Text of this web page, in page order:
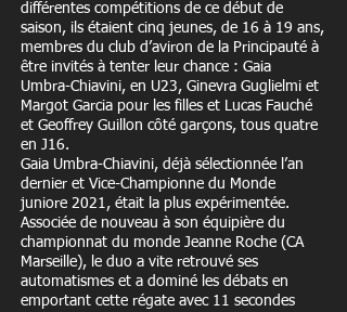
différentes compétitions de ce début de
saison, ils étaient cinq jeunes, de 16 à 19 ans,
membres du club d’aviron de la Principauté à
être invités à tenter leur chance : Gaia
Umbra-Chiavini, en U23, Ginevra Guglielmi et
Margot Garcia pour les filles et Lucas Fauché
et Geoffrey Guillon côté garçons, tous quatre
en J16.
Gaia Umbra-Chiavini, déjà sélectionnée l’an
dernier et Vice-Championne du Monde
juniore 2021, était la plus expérimentée.
Associée de nouveau à son équipière du
championnat du monde Jeanne Roche (CA
Marseille), le duo a vite retrouvé ses
automatismes et a dominé les débats en
emportant cette régate avec 11 secondes